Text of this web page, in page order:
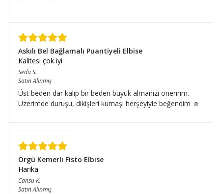
Askılı Bel Bağlamalı Puantiyeli Elbise
Kalitesi çok iyi
SedaS.
Satın Alınmış
Üst beden dar kalıp bir beden büyük almanızı öneririm.
Üzerimde duruşu, dikişleri kumaşı herşeyiyle beğendim ☺️
Örgü Kemerli Fisto Elbise
Harika
CansuK.
Satın Alınmış